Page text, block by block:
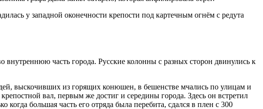
у западной оконечности крепости под картечным огнём с редута
внутреннюю часть города. Русские колонны с разных сторон двинулись к
выскочивших из горящих конюшен, в бешенстве мчались по улицам и
вал, первым же достиг и середины города. Здесь он встретил
большая часть его отряда была перебита, сдался в плен с 300